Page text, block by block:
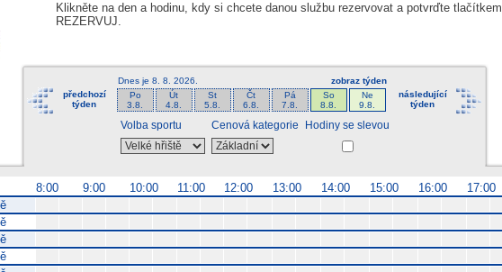
Klikněte na den a hodinu, kdy si chcete danou službu rezervovat a potvrďte tlačítkem
REZERVUJ.
předchozí
týden
Dnes je 8. 8. 2026
zobraz týden
následující
týden
Po
3.8.
Út
4.8.
St
5.8.
Čt
6.8.
Pá
7.8.
So
8.8.
Ne
9.8.
Volba sportu Cenová kategorie Hodiny se slevou
8:00 9:00 10:00 11:00 12:00 13:00 14:00 15:00 16:00 17:00